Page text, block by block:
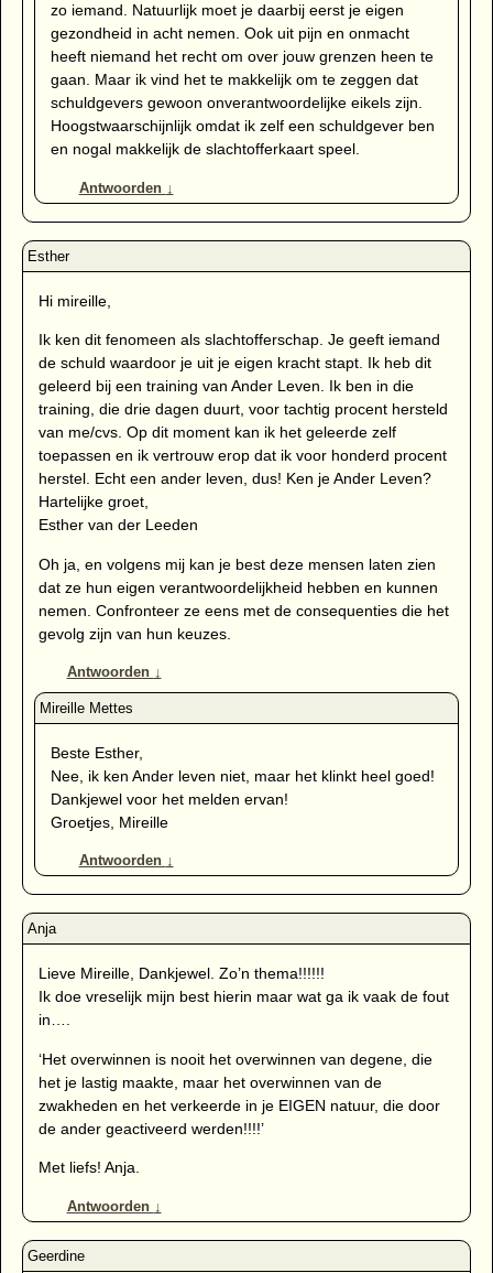
zo iemand. Natuurlijk moet je daarbij eerst je eigen
gezondheid in acht nemen. Ook uit pijn en onmacht
heeft niemand het recht om over jouw grenzen heen te
gaan. Maar ik vind het te makkelijk om te zeggen dat
schuldgevers gewoon onverantwoordelijke eikels zijn.
Hoogstwaarschijnlijk omdat ik zelf een schuldgever ben
en nogal makkelijk de slachtofferkaart speel.
Antwoorden ↓
Hi mireille,
Ik ken dit fenomeen als slachtofferschap. Je geeft iemand
de schuld waardoor je uit je eigen kracht stapt. Ik heb dit
geleerd bij een training van Ander Leven. Ik ben in die
training, die drie dagen duurt, voor tachtig procent hersteld
van me/cvs. Op dit moment kan ik het geleerde zelf
toepassen en ik vertrouw erop dat ik voor honderd procent
herstel. Echt een ander leven, dus! Ken je Ander Leven?
Hartelijke groet,
Esther van der Leeden
Oh ja, en volgens mij kan je best deze mensen laten zien
dat ze hun eigen verantwoordelijkheid hebben en kunnen
nemen. Confronteer ze eens met de consequenties die het
gevolg zijn van hun keuzes.
Antwoorden ↓
Beste Esther,
Nee, ik ken Ander leven niet, maar het klinkt heel goed!
Dankjewel voor het melden ervan!
Groetjes, Mireille
Antwoorden ↓
Lieve Mireille, Dankjewel. Zo’n thema!!!!!!
Ik doe vreselijk mijn best hierin maar wat ga ik vaak de fout
in….
‘Het overwinnen is nooit het overwinnen van degene, die
het je lastig maakte, maar het overwinnen van de
zwakheden en het verkeerde in je EIGEN natuur, die door
de ander geactiveerd werden!!!!’
Met liefs! Anja.
Antwoorden ↓